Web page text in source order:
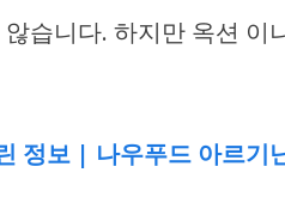
습니다. 하지만 옥션 이
정보 | 나우푸드 아르기